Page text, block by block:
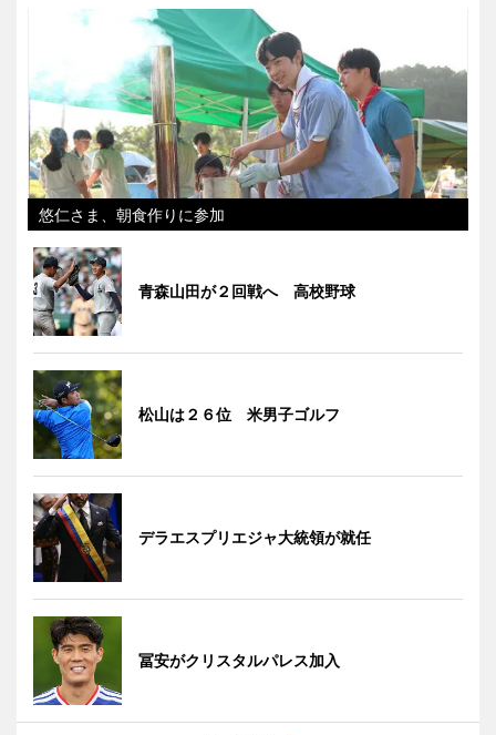
悠仁さま、朝食作りに参加
青森山田が２回戦へ 高校野球
松山は２６位 米男子ゴルフ
デラエスプリエジャ大統領が就任
冨安がクリスタルパレス加入